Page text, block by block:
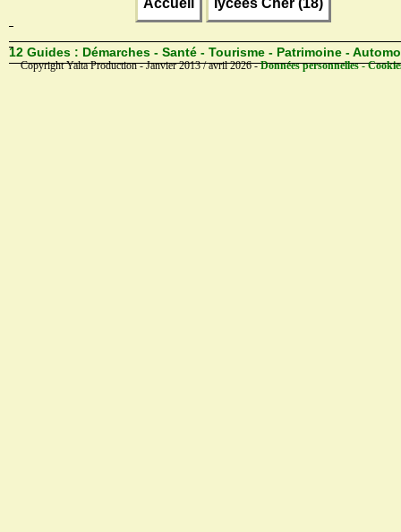
12 Guides : Démarches - Santé - Tourisme - Patrimoine -
Copyright Yalta Production - Janvier 2013 / avril 2026 -Données personnelles -